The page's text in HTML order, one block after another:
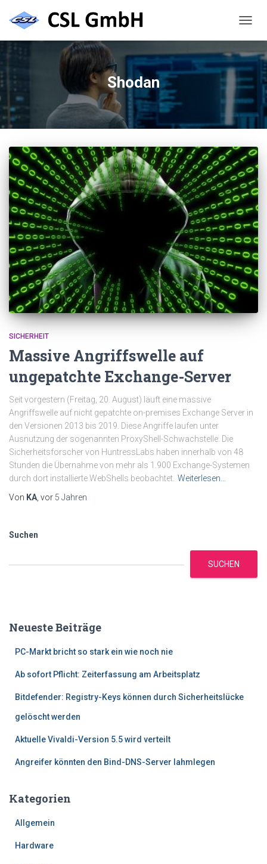
Shodan
SICHERHEIT
Massive Angriffswelle auf
ungepatchte Exchange-Server
Seit vorgestern (Freitag, 20. August) läuft eine massive
Angriffswelle auf nicht gepatchte on-premises Exchange Server in
den Versionen 2013 bis 2019. Diese Angriffe laufen unter
Ausnutzung der sogenannten ProxyShell-Schwachstelle. Die
Sicherheitsforscher von HuntressLabs haben innerhalb von 48
Stunden die Übernahme von mehr als 1.900 Exchange-Systemen
durch dort installierte WebShells beobachtet. Weiterlesen…
Von KA , vor 5 Jahren
Suchen
SUCHEN
Neueste Beiträge
PC-Markt bricht so stark ein wie noch nie
Ab sofort Pflicht: Zeiterfassung am Arbeitsplatz
Bitdefender: Registry-Keys können durch Sicherheitslücke
gelöscht werden
Aktuelle Vivaldi-Version 5.5 wird verteilt
Angreifer könnten den Bind-DNS-Server lahmlegen
Kategorien
Allgemein
Hardware